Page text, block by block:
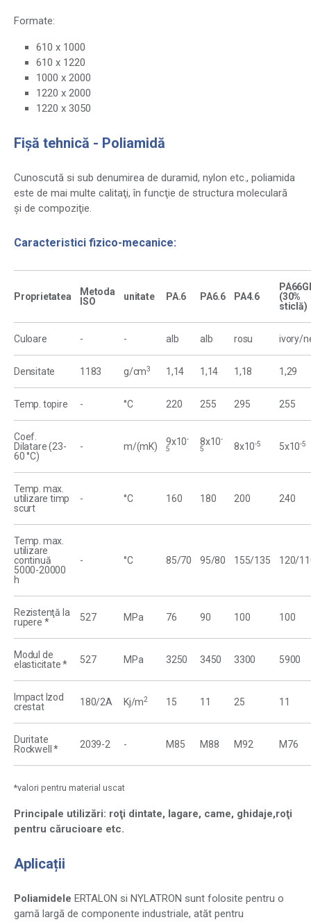
Formate:
610 x 1000
610 x 1220
1000 x 2000
1220 x 2000
1220 x 3050
Fișă tehnică - Poliamidă
Cunoscută si sub denumirea de duramid, nylon etc., poliamida
este de mai multe calitaţi, în funcţie de structura moleculară
şi de compoziţie.
Caracteristici fizico-mecanice:
Proprietatea
Metoda
ISO
unitate PA.6 PA6.6 PA4.6
(30%
sticlă)
Culoare - - alb alb rosu ivory/
Densitate 1183 g/cm3 1,14 1,14 1,18 1,29
Temp. topire - °C 220 255 295 255
Coef.
Dilatare (23-
60 °C)
- m/(mK) 9x10-
5
8x10-
5
8x10-5 5x10-5
Temp. max.
utilizare timp
scurt
- °C 160 180 200 240
Temp. max.
utilizare
continuă
5000-20000
h
- °C 85/70 95/80 155/135 120/
Rezistenţă la
rupere *
527 MPa 76 90 100 100
Modul de
elasticitate *
527 MPa 3250 3450 3300 5900
Impact Izod
crestat
180/2A Kj/m2 15 11 25 11
Duritate
Rockwell *
2039-2 - M85 M88 M92 M76
*valori pentru material uscat
Principale utilizări: roţi dintate, lagare, came, ghidaje,roţi
pentru cărucioare etc.
Aplicații
Poliamidele ERTALON si NYLATRON sunt folosite pentru o
gamă largă de componente industriale, atăt pentru